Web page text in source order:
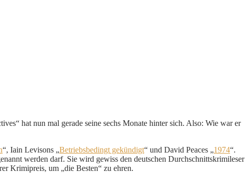
hat nun mal gerade seine sechs Monate hinter sich. Also: Wie war er
“, Iain Levisons „Betriebsbedingt gekündigt“ und David Peaces „1974“.
werden darf. Sie wird gewiss den deutschen Durchschnittskrimileser
Krimipreis, um „die Besten“ zu ehren.